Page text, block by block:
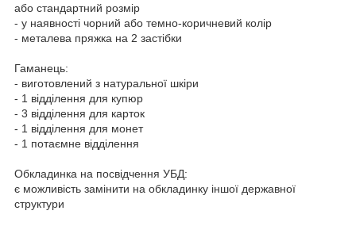
або стандартний розмір
- у наявності чорний або темно-коричневий колір
- металева пряжка на 2 застібки
Гаманець:
- виготовлений з натуральної шкіри
- 1 відділення для купюр
- 3 відділення для карток
- 1 відділення для монет
- 1 потаємне відділення
Обкладинка на посвідчення УБД:
є можливість замінити на обкладинку іншої державної
структури